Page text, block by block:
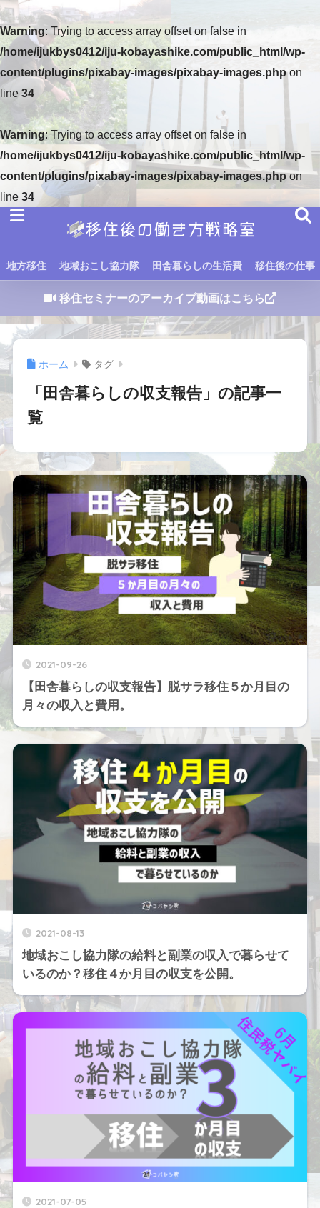
Warning: Trying to access array offset on false in
/home/ijukbys0412/iju-kobayashike.com/public_html/wp-
content/plugins/pixabay-images/pixabay-images.phpon
line 34
Warning: Trying to access array offset on false in
/home/ijukbys0412/iju-kobayashike.com/public_html/wp-
content/plugins/pixabay-images/pixabay-images.phpon
line 34
地方移住 地域おこし協力隊 田舎暮らしの生活費 移住後の仕事
移住セミナーのアーカイブ動画はこちら
ホーム タグ
「田舎暮らしの収支報告」の記事一
覧
2021-09-26
【田舎暮らしの収支報告】脱サラ移住５か月目の
月々の収入と費用。
2021-08-13
地域おこし協力隊の給料と副業の収入で暮らせて
いるのか？移住４か月目の収支を公開。
2021-07-05